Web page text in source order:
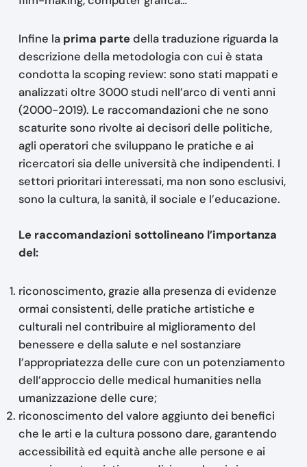
Infine la prima partedella traduzione riguarda la
descrizione della metodologia con cui è stata
condotta la scoping review: sono stati mappati e
analizzati oltre 3000 studi nell’arco di venti anni
(2000-2019). Le raccomandazioni che ne sono
scaturite sono rivolte ai decisori delle politiche,
agli operatori che sviluppano le pratiche e ai
ricercatori sia delle università che indipendenti. I
settori prioritari interessati, ma non sono esclusivi,
sono la cultura, la sanità, il sociale e l’educazione.
Le raccomandazioni sottolineano l’importanza
del:
riconoscimento, grazie alla presenza di evidenze
ormai consistenti, delle pratiche artistiche e
culturali nel contribuire al miglioramento del
benessere e della salute e nel sostanziare
l’appropriatezza delle cure con un potenziamento
dell’approccio delle medical humanities nella
umanizzazione delle cure;
riconoscimento del valore aggiunto dei benefici
che le arti e la cultura possono dare, garantendo
accessibilità ed equità anche alle persone e ai